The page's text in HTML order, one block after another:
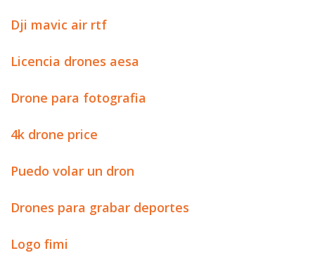
Dji mavic air rtf
Licencia drones aesa
Drone para fotografia
4k drone price
Puedo volar un dron
Drones para grabar deportes
Logo fimi